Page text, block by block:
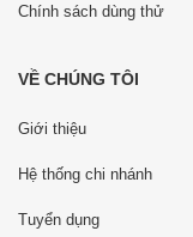
Chính sách dùng thử
VỀ CHÚNG TÔI
Giới thiệu
Hệ thống chi nhánh
Tuyển dụng